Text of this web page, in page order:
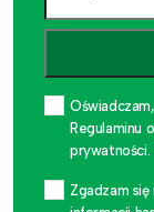
Regulaminu
prywatności.
Zgadzam